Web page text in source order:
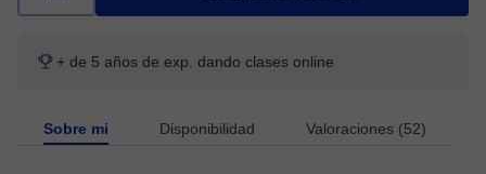
+ de 5 años de exp. dando clases online
Sobre mi Disponibilidad Valoraciones (52)